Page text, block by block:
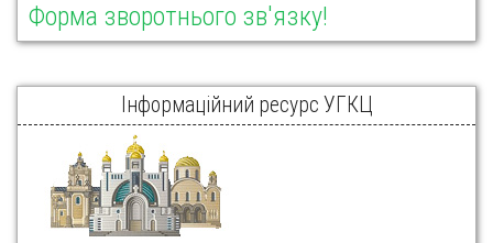
Форма зворотнього зв'язку!
Інформаційний ресурс УГКЦ